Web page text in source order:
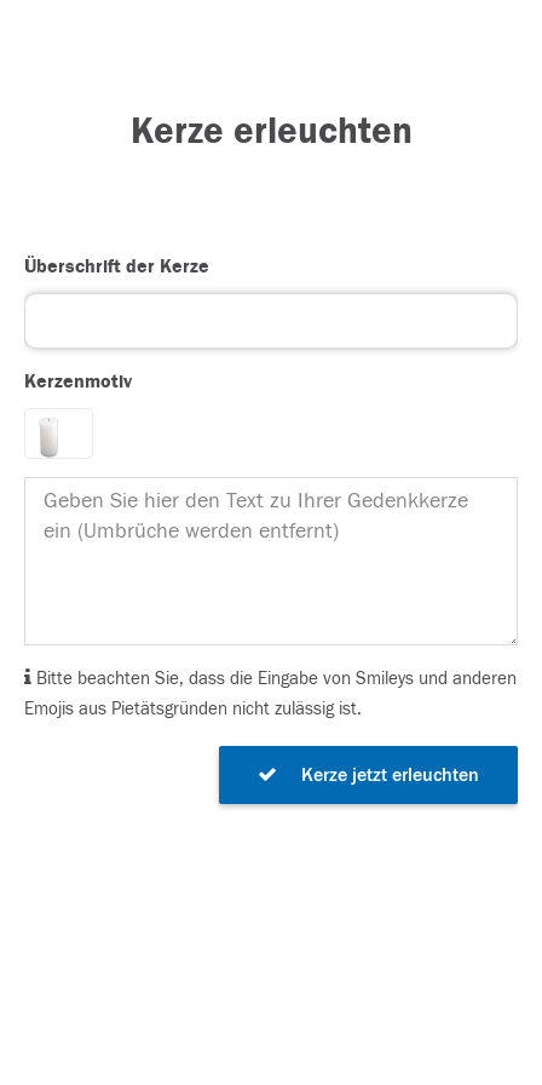
Kerze erleuchten
Überschrift der Kerze
Kerzenmotiv
Bitte beachten Sie, dass die Eingabe von Smileys und anderen
Emojis aus Pietätsgründen nicht zulässig ist.
Kerze jetzt erleuchten